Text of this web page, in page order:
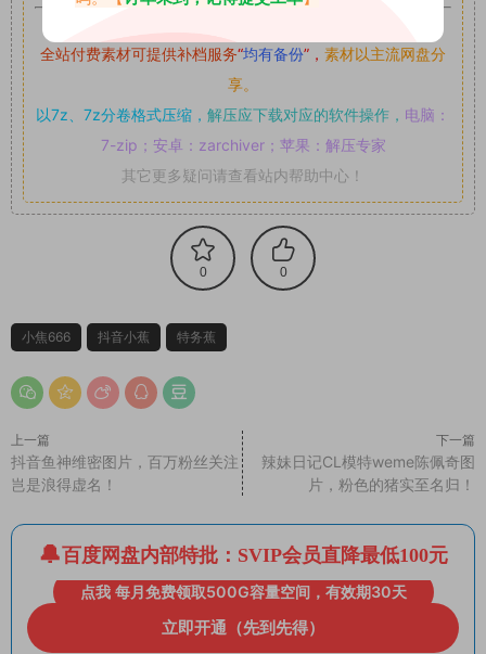
全站付费素材可提供补档服务“均有备份”， 素材以主流网盘分
享。
以7z、7z分卷格式压缩， 解压应下载对应的软件操作， 电脑：
7-zip；安卓：zarchiver；苹果：解压专家
其它更多疑问请查看站内帮助中心！
0 0
小焦666 抖音小蕉 特务蕉
上一篇
抖音鱼神维密图片，百万粉丝关注
岂是浪得虚名！
下一篇
辣妹日记CL模特weme陈佩奇图
片，粉色的猪实至名归！
百度网盘内部特批：SVIP会员直降最低100元
点我 每月免费领取500G容量空间，有效期30天
立即开通（先到先得）